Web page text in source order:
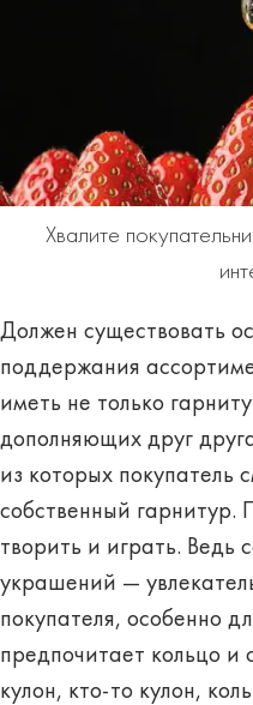
Хвалите
Должен существовать
поддержания
иметь не только
дополняющих друг
из которых покупатель
собственный гарнитур.
творить и играть. Ведь
украшений —
покупателя, особенно
предпочитает кольцо и
кулон, кто-то кулон,